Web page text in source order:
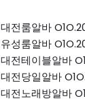
대전룸알바
유성룸알바
대전테이블알바
대전당일알바
대전노래방알바